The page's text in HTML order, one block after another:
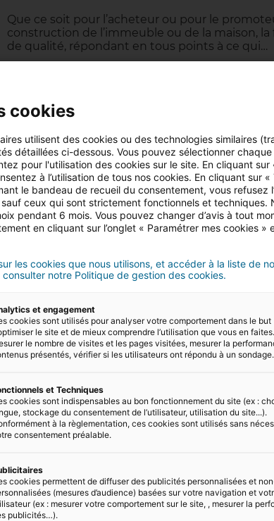
Que ce soit pour l’acheteur ou pour le
construction de l’immeuble ou de la maison,
de qualité, répondant en tous points à ce qui…
Les avantages et
Excellente opportunité pour investir dans
nombreux avantages financiers, fiscaux et
attention. Certains risques subsistent et
après la livraison (dans certains…
5 minute(s) de lecture
Quelles sont les grandes
Acheter un bien en VEFA (Vente en l’État de
méthode d’achat différente de
coûteux et présente de réels avantages
29/07/2022 5 minute(s) de lecture
cookies
utilisent des cookies ou des technologies similaires
détaillées ci-dessous. Vous pouvez sélectionner
pour l'utilisation des cookies sur le site. En cliquant sur
à l’utilisation de tous nos cookies. En cliquant sur «
le bandeau de recueil du consentement, vous refusez
ceux qui sont strictement fonctionnels et techniques.
pendant 6 mois. Vous pouvez changer d’avis à tout
en cliquant sur l’onglet « Paramétrer mes cookies »
les cookies que nous utilisons, et accéder à la liste de
notre Politique de gestion des cookies.
et engagement
cookies sont utilisés pour analyser votre comportement dans le but
le site et de mieux comprendre l’utilisation que vous en
le nombre de visites et les pages visitées, mesurer la
présentés, vérifier si les utilisateurs ont répondu à un
et Techniques
cookies sont indispensables au bon fonctionnement du site (ex :
stockage du consentement de l’utilisateur, utilisation du site...).
à la règlementation, ces cookies sont utilisés sans
consentement préalable.
cookies permettent de diffuser des publicités personnalisées et
(mesures d’audience) basées sur votre navigation et
(ex : mesurer votre comportement sur le site, , mesurer la
publicités…).